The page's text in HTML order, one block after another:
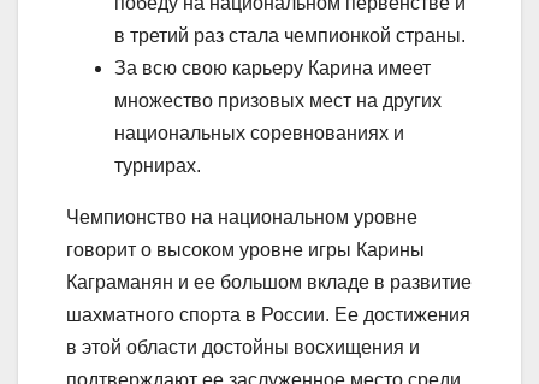
в третий раз стала чемпионкой страны.
За всю свою карьеру Карина имеет
множество призовых мест на других
национальных соревнованиях и
турнирах.
Чемпионство на национальном уровне
говорит о высоком уровне игры Карины
Каграманян и ее большом вкладе в развитие
шахматного спорта в России. Ее достижения
в этой области достойны восхищения и
подтверждают ее заслуженное место среди